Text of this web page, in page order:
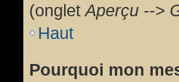
(ongletAperçu -->
Haut
Pourquoi mon